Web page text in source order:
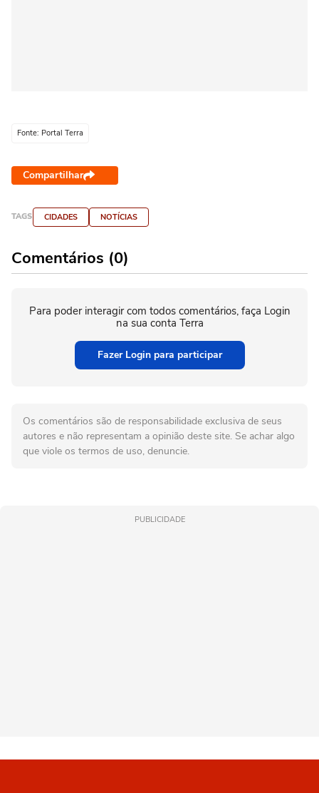
Fonte: Portal Terra
Compartilhar
TAGS CIDADES NOTÍCIAS
Comentários (0)
Para poder interagir com todos comentários, faça Login
na sua conta Terra
Fazer Login para participar
Os comentários são de responsabilidade exclusiva de seus
autores e não representam a opinião deste site. Se achar algo
que viole os termos de uso, denuncie.
PUBLICIDADE